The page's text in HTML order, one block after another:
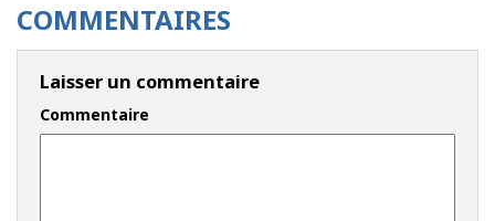
COMMENTAIRES
Laisser un commentaire
Commentaire